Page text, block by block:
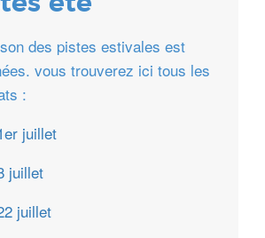
des pistes estivales est
vous trouverez ici tous les
:
juillet
juillet
juillet